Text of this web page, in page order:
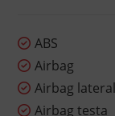
ABS
Airbag
Airbag
Airbag testa